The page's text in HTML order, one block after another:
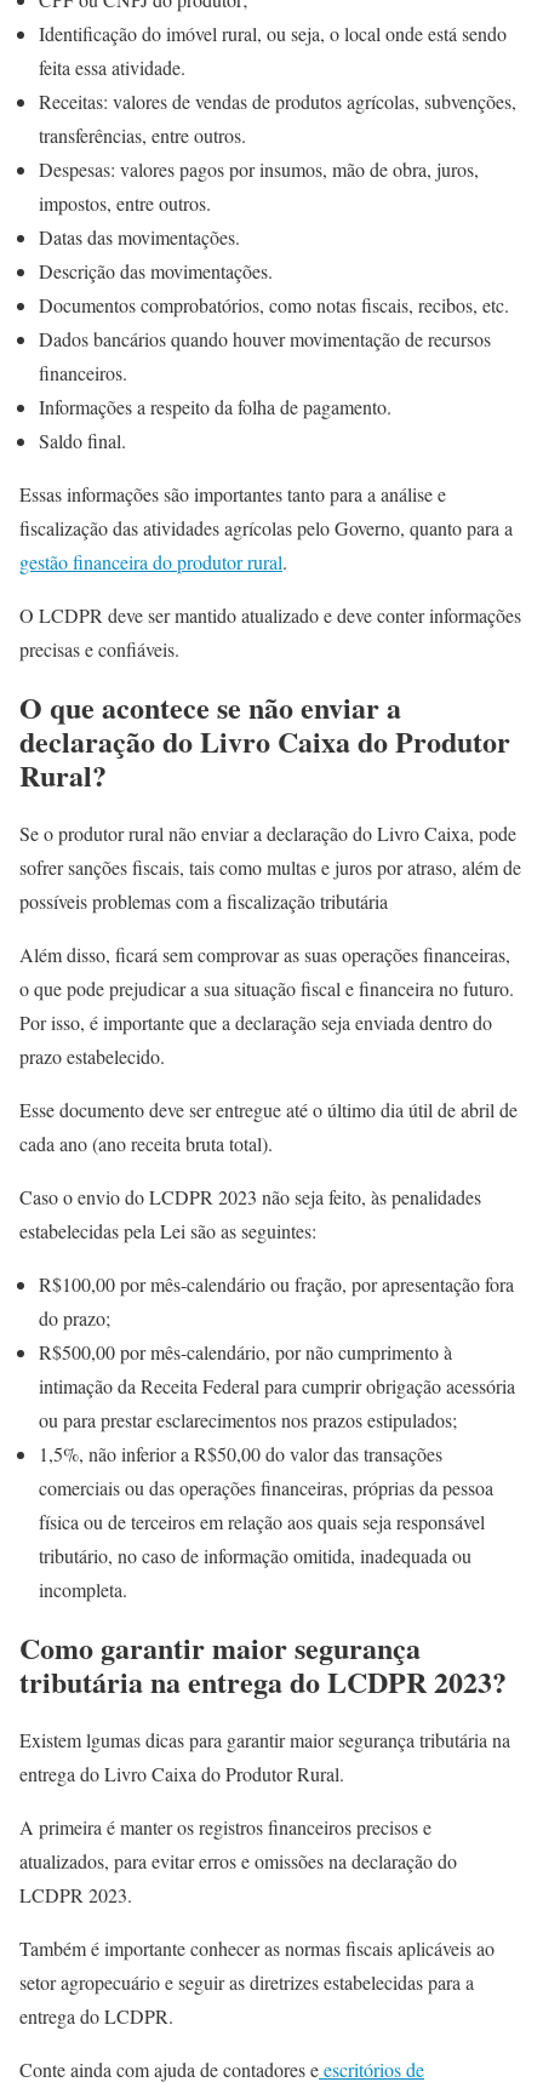
Identificação do imóvel rural, ou seja, o local onde está sendo
feita essa atividade.
Receitas: valores de vendas de produtos agrícolas, subvenções,
transferências, entre outros.
Despesas: valores pagos por insumos, mão de obra, juros,
impostos, entre outros.
Datas das movimentações.
Descrição das movimentações.
Documentos comprobatórios, como notas fiscais, recibos, etc.
Dados bancários quando houver movimentação de recursos
financeiros.
Informações a respeito da folha de pagamento.
Saldo final.
Essas informações são importantes tanto para a análise e
fiscalização das atividades agrícolas pelo Governo, quanto para a
gestão financeira do produtor rural.
O LCDPR deve ser mantido atualizado e deve conter informações
precisas e confiáveis.
O que acontece se não enviar a
declaração do Livro Caixa do Produtor
Rural?
Se o produtor rural não enviar a declaração do Livro Caixa, pode
sofrer sanções fiscais, tais como multas e juros por atraso, além de
possíveis problemas com a fiscalização tributária
Além disso, ficará sem comprovar as suas operações financeiras,
o que pode prejudicar a sua situação fiscal e financeira no futuro.
Por isso, é importante que a declaração seja enviada dentro do
prazo estabelecido.
Esse documento deve ser entregue até o último dia útil de abril de
cada ano (ano receita bruta total).
Caso o envio do LCDPR 2023 não seja feito, às penalidades
estabelecidas pela Lei são as seguintes:
R$100,00 por mês-calendário ou fração, por apresentação fora
do prazo;
R$500,00 por mês-calendário, por não cumprimento à
intimação da Receita Federal para cumprir obrigação acessória
ou para prestar esclarecimentos nos prazos estipulados;
1,5%, não inferior a R$50,00 do valor das transações
comerciais ou das operações financeiras, próprias da pessoa
física ou de terceiros em relação aos quais seja responsável
tributário, no caso de informação omitida, inadequada ou
incompleta.
Como garantir maior segurança
tributária na entrega do LCDPR 2023?
Existem lgumas dicas para garantir maior segurança tributária na
entrega do Livro Caixa do Produtor Rural.
A primeira é manter os registros financeiros precisos e
atualizados, para evitar erros e omissões na declaração do
LCDPR 2023.
Também é importante conhecer as normas fiscais aplicáveis ao
setor agropecuário e seguir as diretrizes estabelecidas para a
entrega do LCDPR.
Conte ainda com ajuda de contadores eescritórios de